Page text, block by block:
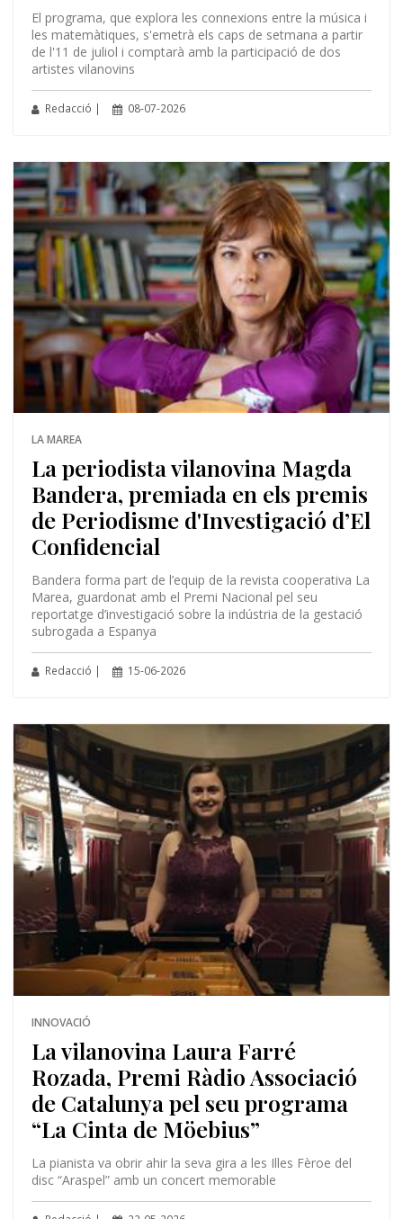
El programa, que explora les connexions entre la música i
les matemàtiques, s'emetrà els caps de setmana a partir
de l'11 de juliol i comptarà amb la participació de dos
artistes vilanovins
Redacció | 08-07-2026
LA MAREA
La periodista vilanovina Magda
Bandera, premiada en els premis
de Periodisme d'Investigació d’El
Confidencial
Bandera forma part de l’equip de la revista cooperativa La
Marea, guardonat amb el Premi Nacional pel seu
reportatge d’investigació sobre la indústria de la gestació
subrogada a Espanya
Redacció | 15-06-2026
INNOVACIÓ
La vilanovina Laura Farré
Rozada, Premi Ràdio Associació
de Catalunya pel seu programa
“La Cinta de Möebius”
La pianista va obrir ahir la seva gira a les Illes Fèroe del
disc “Araspel” amb un concert memorable